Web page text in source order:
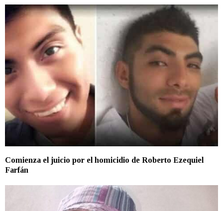
Comienza el juicio por el homicidio de Roberto Ezequiel
Farfán